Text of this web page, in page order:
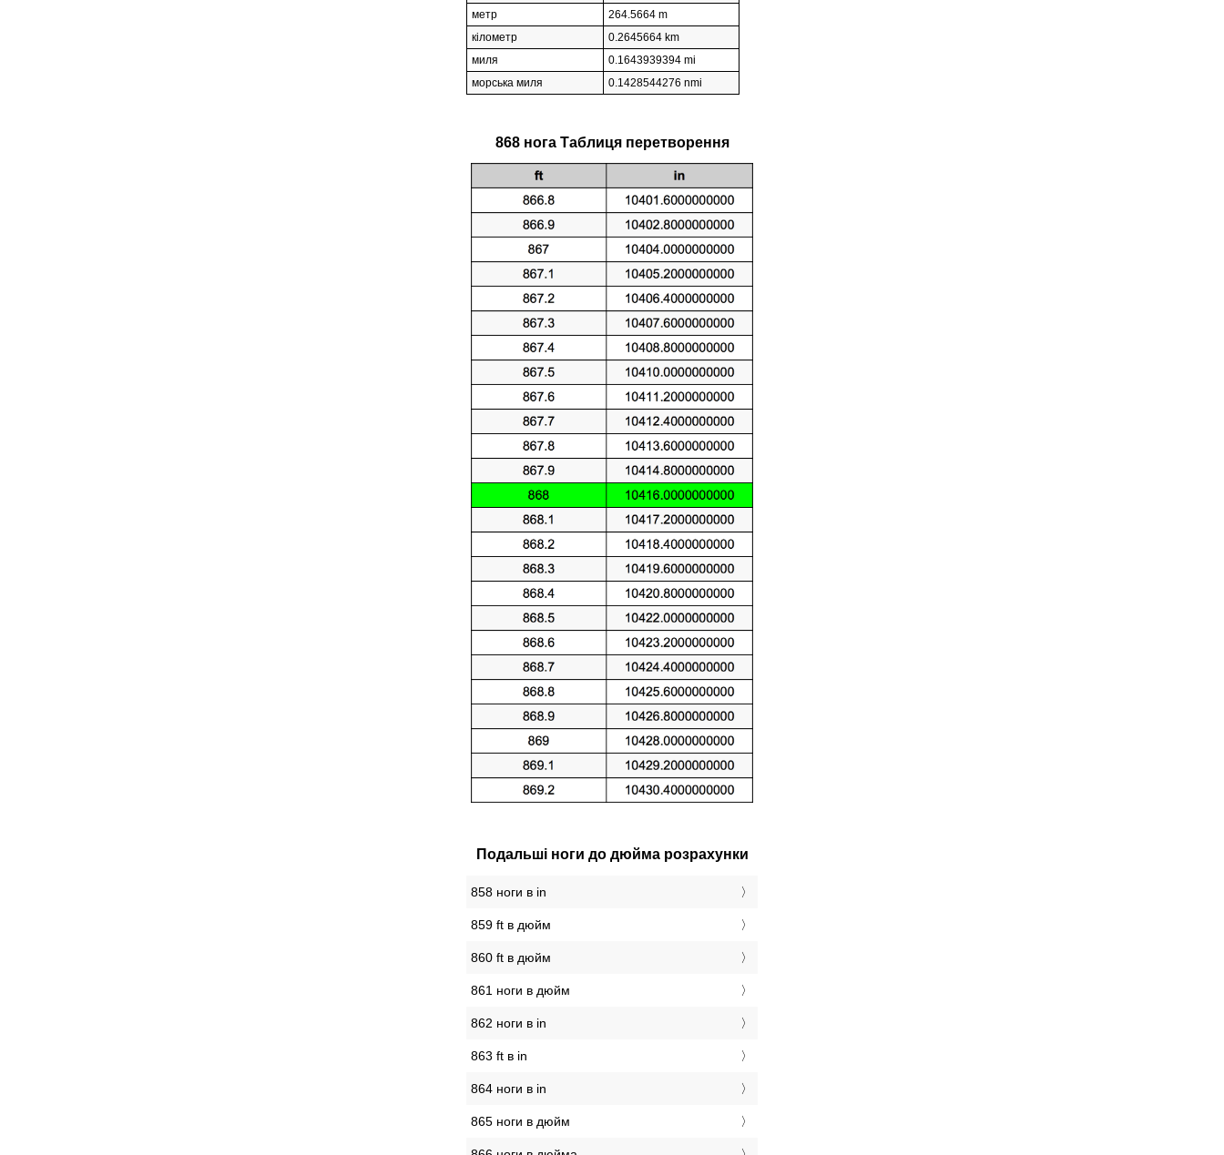
метр
264.5664 m
кілометр
0.2645664 km
миля
0.1643939394 mi
морська миля
0.1428544276 nmi
868 нога Таблиця перетворення
Подальші ноги до дюйма розрахунки
858 ноги в in
859 ft в дюйм
860 ft в дюйм
861 ноги в дюйм
862 ноги в in
863 ft в in
864 ноги в in
865 ноги в дюйм